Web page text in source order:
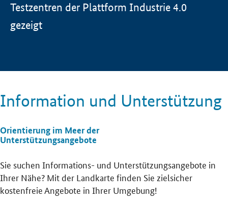
Testzentren der Plattform Industrie 4.0
gezeigt
Information und Unterstützung
Orientierung im Meer der
Unterstützungsangebote
Sie suchen Informations- und Unterstützungsangebote in
Ihrer Nähe? Mit der Landkarte finden Sie zielsicher
kostenfreie Angebote in Ihrer Umgebung!